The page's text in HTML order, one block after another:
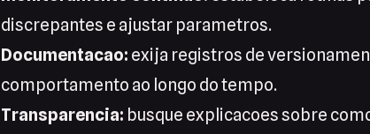
discrepantes e ajustar parametros.
Documentacao: exija registros de
comportamento ao longo do tempo.
Transparencia: busque explicacoes sobre